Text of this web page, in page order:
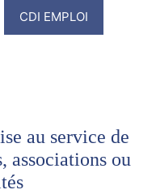
CDI EMPLOI
au service de
associations ou